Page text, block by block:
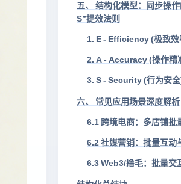
五、 结构化模型：同步操
S”提效法则
1. E - Efficiency (极致效
2. A - Accuracy (操作精
3. S - Security (行为安
六、 常见应用场景深度解析
6.1 跨境电商：多店铺批
6.2 社媒营销：批量互动
6.3 Web3/撸毛：批量交